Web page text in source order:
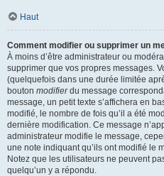
Haut
Comment modifier ou supprimer un
À moins d’être administrateur ou
supprimer que vos propres messages.
(quelquefois dans une durée limitée
bouton modifierdu message
message, un petit texte s’affichera en
modifié, le nombre de fois qu’il a été
dernière modification. Ce message
administrateur modifie le message,
une note indiquant qu’ils ont modifié le
Notez que les utilisateurs ne peuvent
quelqu’un y a répondu.